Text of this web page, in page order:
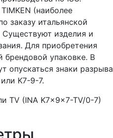
(наиболее
заказу итальянской
изделия и
Для приобретения
брендовой упаковке. В
опускаться знаки разрыва
K7-9-7.
TV (INA K7x9x7-TV/0-7)